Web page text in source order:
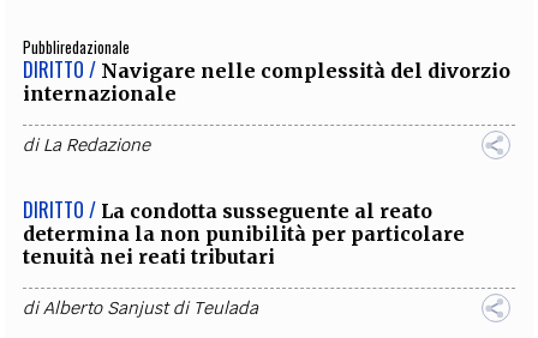
Pubbliredazionale
DIRITTO / Navigare nelle complessità del divorzio
internazionale
diLa Redazione
DIRITTO / La condotta susseguente al reato
determina la non punibilità per particolare
tenuità nei reati tributari
diAlberto Sanjust di Teulada